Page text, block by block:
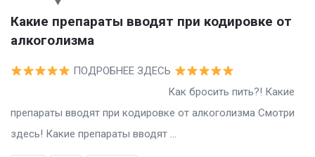
Какие препараты вводят при кодировке от
алкоголизма
ПОДРОБНЕЕ ЗДЕСЬ
Как бросить пить?! Какие
препараты вводят при кодировке от алкоголизма Смотри
здесь! Какие препараты вводят ...